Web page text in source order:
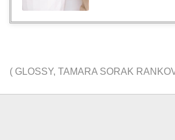
( GLOSSY, TAMARA SORAK